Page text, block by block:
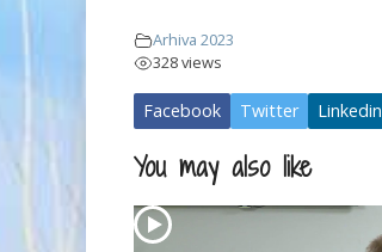
Arhiva 2023
328 views
Facebook Twitter Linkedin
You may also like